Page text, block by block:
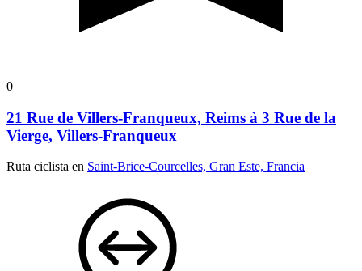
0
21 Rue de Villers-Franqueux, Reims à 3 Rue de la
Vierge, Villers-Franqueux
Ruta ciclista en Saint-Brice-Courcelles, Gran Este, Francia